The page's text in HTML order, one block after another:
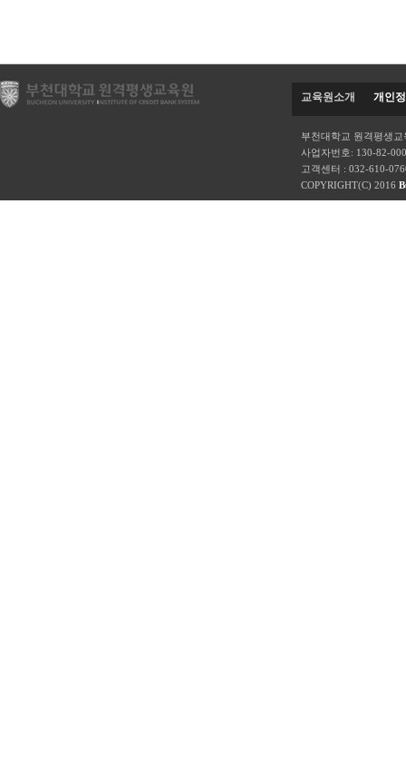
교육원소개 개인
부천대학교 원격평생
사업자번호: 130-82-
고객센터 : 032-610-
COPYRIGHT(C) 2016